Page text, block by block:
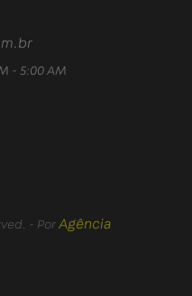
- 5:00 AM
- Por Agência